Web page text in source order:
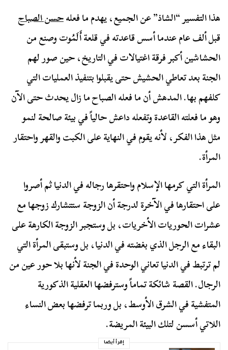
هذا التفسير “الشاذ” عن الجميع، يهدم ما فعلهحسن الصباح
قبل ألف عام عندما أسس قاعدته في قلعة أَلَمُوت وصنع من
الحشاشين أكبر فرقة اغتيالات في التاريخ، حين صور لهم
الجنة بعد تعاطي الحشيش حتى يقبلوا بتنفيذ العمليات التي
كلفهم بها. المدهش أن ما فعله الصباح ما زال يحدث حتى الآن
وهو ما فعلته القاعدة وتفعله داعش حالياً في بيئة صالحة لنمو
مثل هذا الفكر، لأنه يقوم في النهاية على الكبت والقهر واحتقار
المرأة.
المرأة التي كرمها الإسلام واحتقرها رجاله في الدنيا ثم أصروا
على احتقارها في الآخرة لدرجة أن الزوجة ستتشارك زوجها مع
عشرات الحوريات الأخريات، بل وستجبر الزوجة الكارهة على
البقاء مع الرجل الذي بغضته في الدنيا، بل وستبقى المرأة التي
لم ترتبط في الدنيا تعاني الوحدة في الجنة لأنها بلا حور عين من
الرجال. القصة شائكة تماماً وسترفضها العقلية الذكورية
المتفشية في الشرق الأوسط، بل وربما ترفضها بعض النساء
اللاتي أسسن لتلك البيئة المريضة.
إقرأ أيضا